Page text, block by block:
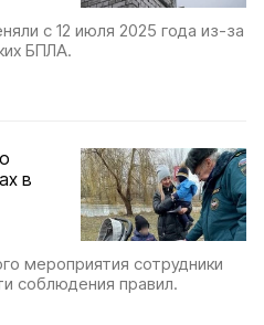
с 12 июля 2025 года из-за
БПЛА.
в
мероприятия сотрудники
соблюдения правил.